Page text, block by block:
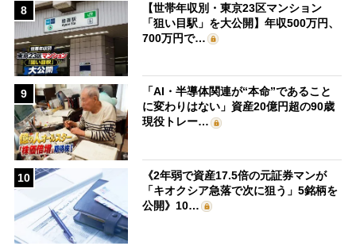
8
【世帯年収別・東京23区マンション
「狙い目駅」を大公開】年収500万円、
700万円で…
9
「AI・半導体関連が“本命”であること
に変わりはない」資産20億円超の90歳
現役トレー…
10
《2年弱で資産17.5倍の元証券マンが
「キオクシア急落で次に狙う」5銘柄を
公開》10…